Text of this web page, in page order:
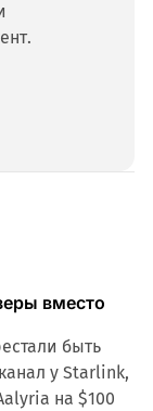
вместо
быть
у Starlink,
на $100